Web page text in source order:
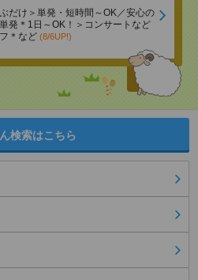
だけ＞単発・短時間～OK／安心の
発＊1日～OK！＞コンサートなど
＊など (8/6UP!)
検索はこちら